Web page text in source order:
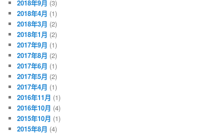
2018年9月 (3)
2018年4月 (1)
2018年3月 (2)
2018年1月 (2)
2017年9月 (1)
2017年8月 (2)
2017年6月 (1)
2017年5月 (2)
2017年4月 (1)
2016年11月 (1)
2016年10月 (4)
2015年10月 (1)
2015年8月 (4)